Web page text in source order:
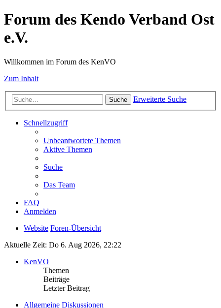
Forum des Kendo Verband Ost
e.V.
Willkommen im Forum des KenVO
Zum Inhalt
Suche Erweiterte Suche
Schnellzugriff
Unbeantwortete Themen
Aktive Themen
Suche
Das Team
FAQ
Anmelden
Website Foren-Übersicht
Aktuelle Zeit: Do 6. Aug 2026, 22:22
KenVO
Themen
Beiträge
Letzter Beitrag
Allgemeine Diskussionen